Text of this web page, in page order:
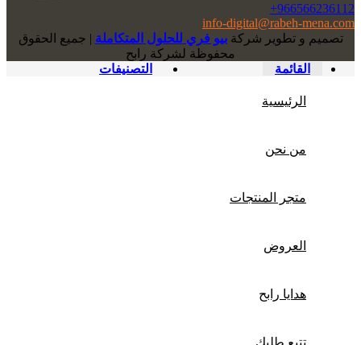
966566236112+
info-digital@rabeh-mena.com
تصميم و تطوير شركةبيو فري للحلول المتكاملة | ﺟﻤﻴﻊ اﻟﺤﻘﻮق
ﻣﺤﻔﻮﻇﺔ لشرﻛﺔ رابح
القائمة
التصنيفات
الرئيسية
من نحن
متجر المنتجات
العروض
هدايا رابح
تتبع طلبك